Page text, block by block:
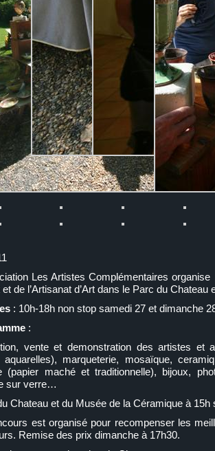
Les Artistes Complémentaires
et de l’Artisanat d’Art dans le Parc du
: 10h-18h non stop samedi 27 et dimanche
:
vente et demonstration des artistes et
aquarelles), marqueterie, mosaïque,
(papier maché et traditionnelle), bijoux,
sur verre…
Chateau et du Musée de la Céramique à 15h
est organisé pour recompenser les
Remise des prix dimanche à 17h30.